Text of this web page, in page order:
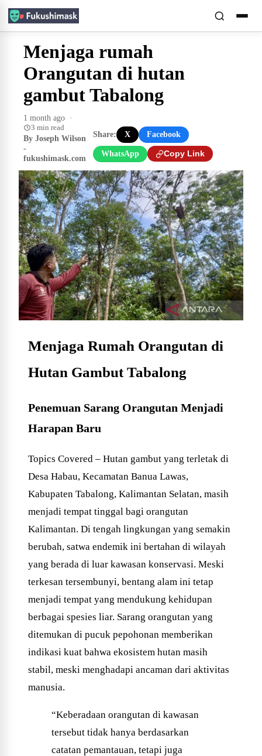
Menjaga rumah
Orangutan di hutan
gambut Tabalong
1 month ago ·
3 min read
By Joseph Wilson
-
fukushimask.com
Share: X Facebook
WhatsApp Copy Link
Menjaga Rumah Orangutan di
Hutan Gambut Tabalong
Penemuan Sarang Orangutan Menjadi
Harapan Baru
Topics Covered – Hutan gambut yang terletak di
Desa Habau, Kecamatan Banua Lawas,
Kabupaten Tabalong, Kalimantan Selatan, masih
menjadi tempat tinggal bagi orangutan
Kalimantan. Di tengah lingkungan yang semakin
berubah, satwa endemik ini bertahan di wilayah
yang berada di luar kawasan konservasi. Meski
terkesan tersembunyi, bentang alam ini tetap
menjadi tempat yang mendukung kehidupan
berbagai spesies liar. Sarang orangutan yang
ditemukan di pucuk pepohonan memberikan
indikasi kuat bahwa ekosistem hutan masih
stabil, meski menghadapi ancaman dari aktivitas
manusia.
“Keberadaan orangutan di kawasan
tersebut tidak hanya berdasarkan
catatan pemantauan, tetapi juga